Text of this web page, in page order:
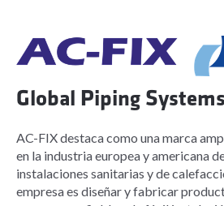
Global Piping Systems
AC-FIX destaca como una marca
en la industria europea y americana
instalaciones sanitarias y de
empresa es diseñar y fabricar